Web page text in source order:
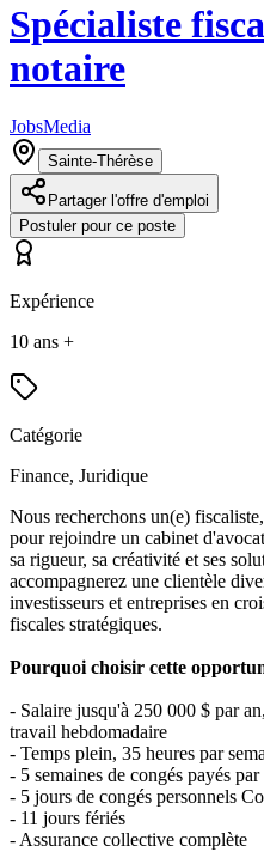
Spécialiste
notaire
JobsMedia
Sainte-Thérèse
Partager l'offre d'emploi
Postuler pour ce poste
Expérience
10 ans +
Catégorie
Finance, Juridique
Nous recherchons un(e)
pour rejoindre un cabinet
sa rigueur, sa créativité et ses
accompagnerez une clientèle
investisseurs et entreprises en
fiscales stratégiques.
Pourquoi choisir cette
- Salaire jusqu'à 250 000 $ par
travail hebdomadaire
- Temps plein, 35 heures par
- 5 semaines de congés payés par
- 5 jours de congés personnels
- 11 jours fériés
- Assurance collective complète